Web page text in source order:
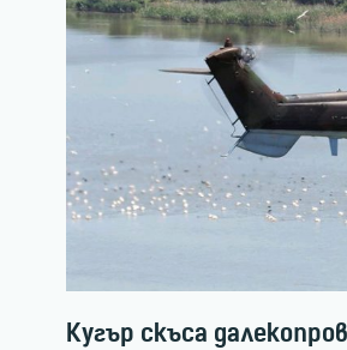
Кугър скъса